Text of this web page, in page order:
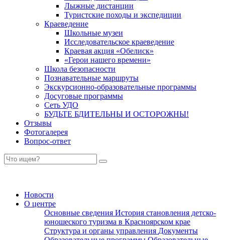
Лыжные дистанции
Туристские походы и экспедиции
Краеведение
Школьные музеи
Исследовательское краеведение
Краевая акция «Обелиск»
«Герои нашего времени»
Школа безопасности
Познавательные маршруты
Экскурсионно-образовательные программы
Досуговые программы
Сеть УДО
БУДЬТЕ БДИТЕЛЬНЫ И ОСТОРОЖНЫ!
Отзывы
Фотогалерея
Вопрос-ответ
Новости
О центре
Основные сведения История становления детско-
юношеского туризма в Красноярском крае
Структура и органы управления Документы